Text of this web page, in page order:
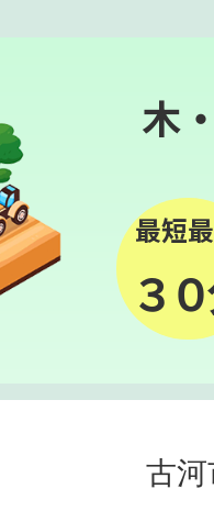
木
最短
３
古